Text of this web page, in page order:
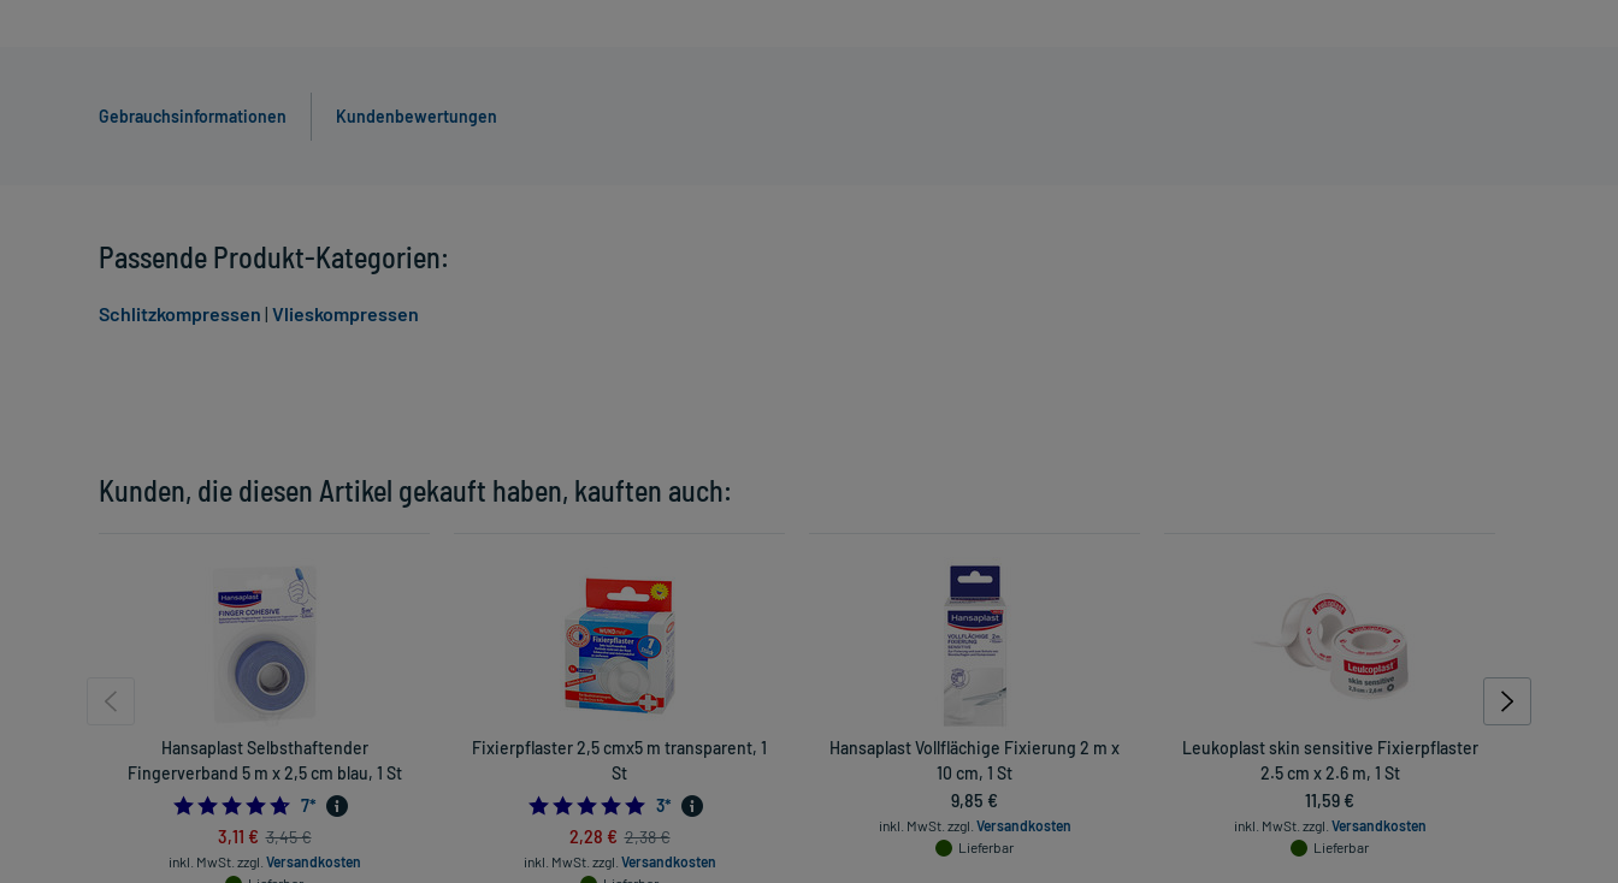
Gebrauchsinformationen Kundenbewertungen
Kunden, die diesen Artikel gekauft haben, kauften auch:
Hansaplast Selbsthaftender
Fingerverband 5 m x 2,5 cm blau, 1 St
4.714285714285714
7*
3,11 € 3,45 €
inkl. MwSt. zzgl. Versandkosten
Fixierpflaster 2,5 cmx5 m transparent, 1
St
5.0
3*
2,28 € 2,38 €
inkl. MwSt. zzgl. Versandkosten
Hansaplast Vollflächige Fixierung 2 m x
10 cm, 1 St
9,85 €
inkl. MwSt. zzgl. Versandkosten
Lieferbar
Leukoplast skin sensitive Fixierpflaster
2.5 cm x 2.6 m, 1 St
11,59 €
inkl. MwSt. zzgl. Versandkosten
Lieferbar
Passende Produkt-Kategorien:
Schlitzkompressen | Vlieskompressen